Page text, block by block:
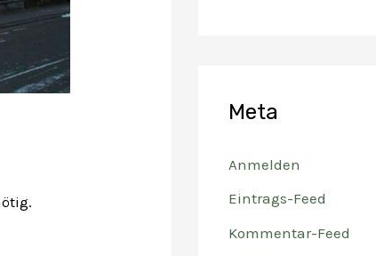
Meta
Anmelden
Eintrags-Feed
Kommentar-Feed